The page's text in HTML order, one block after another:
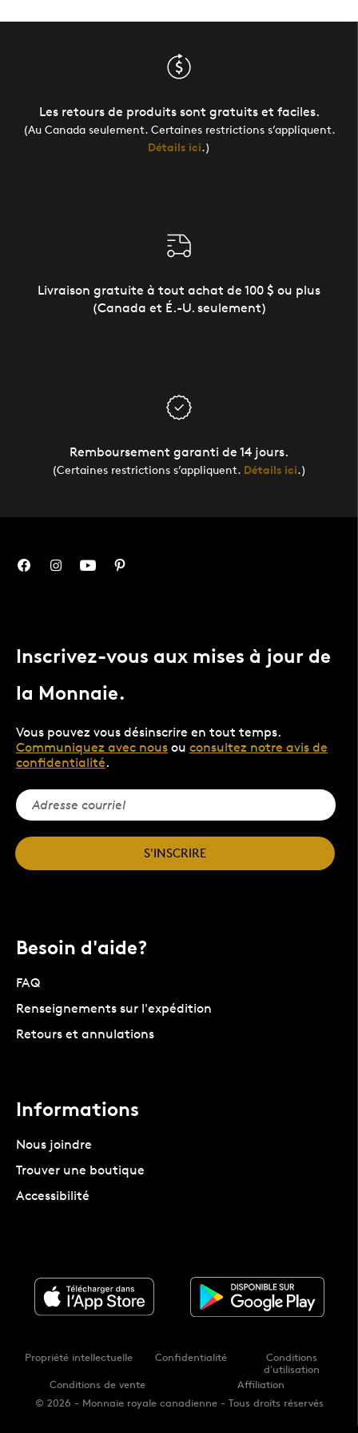
Les retours de produits sont gratuits et faciles.
(Au Canada seulement. Certaines restrictions s’appliquent.
Détails ici.)
Livraison gratuite à tout achat de 100 $ ou plus
(Canada et É.-U. seulement)
Remboursement garanti de 14 jours.
(Certaines restrictions s’appliquent. Détails ici.)
Inscrivez-vous aux mises à jour de
la Monnaie.
Vous pouvez vous désinscrire en tout temps.
Communiquez avec nous ou consultez notre avis de
confidentialité.
S'INSCRIRE
Besoin d'aide?
FAQ
Renseignements sur l'expédition
Retours et annulations
Informations
Nous joindre
Trouver une boutique
Accessibilité
© 2026 - Monnaie royale canadienne - Tous droits réservés
Propriété intellectuelle Confidentialité
Conditions
d'utilisation
Conditions de vente
Affiliation